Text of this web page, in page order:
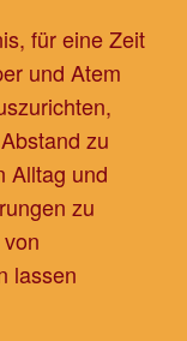
für eine Zeit
und Atem
zu
Alltag und
zu
lassen